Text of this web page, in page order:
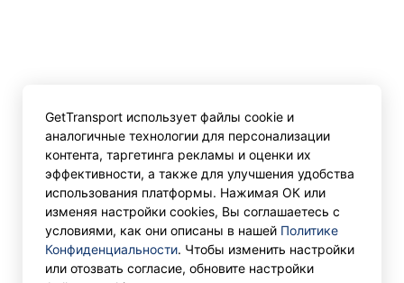
GetTransport использует файлы cookie и
аналогичные технологии для персонализации
контента, таргетинга рекламы и оценки их
эффективности, а также для улучшения удобства
использования платформы. Нажимая ОК или
изменяя настройки cookies, Вы соглашаетесь с
условиями, как они описаны в нашей Политике
Конфиденциальности. Чтобы изменить настройки
или отозвать согласие, обновите настройки